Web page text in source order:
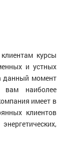
курсы
и устных
данный момент
наиболее
имеет в
клиентов